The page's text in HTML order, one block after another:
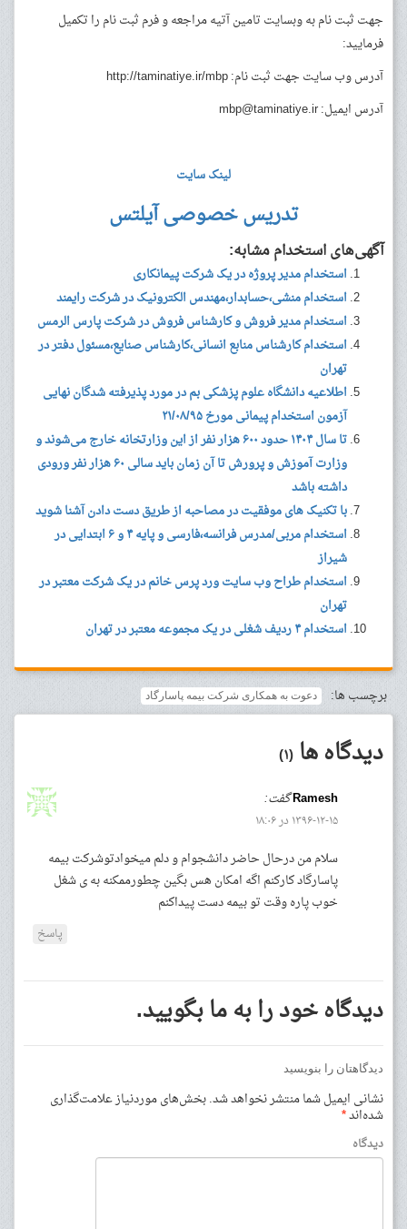
جهت ثبت نام به وبسایت تامین آتیه مراجعه و فرم ثبت نام را تکمیل
فرمایید:
آدرس وب سایت جهت ثبت نام: http://taminatiye.ir/mbp
آدرس ایمیل:mbp@taminatiye.ir
لینک سایت
تدریس خصوصی آیلتس
آگهی‌های استخدام مشابه:
استخدام مدیر پروژه در یک شرکت پیمانکاری
استخدام منشی،حسابدار،مهندس الکترونیک در شرکت رایمند
استخدام مدیر فروش و کارشناس فروش در شرکت پارس الرمس
استخدام کارشناس منابع انسانی،کارشناس صنایع،مسئول دفتر در
تهران
اطلاعیه دانشگاه علوم پزشکی بم در مورد پذیرفته شدگان نهایی
آزمون استخدام پیمانی مورخ ۲۱/۰۸/۹۵
تا سال ۱۴۰۴ حدود ۶۰۰ هزار نفر از این وزارتخانه خارج می‌شوند و
وزارت آموزش و پرورش تا آن زمان باید سالی ۶۰ هزار نفر ورودی
داشته باشد
با تکنیک های موفقیت در مصاحبه از طریق دست دادن آشنا شوید
استخدام مربی/مدرس فرانسه،فارسی و پایه ۴ و ۶ ابتدایی در
شیراز
استخدام طراح وب سایت ورد پرس خانم در یک شرکت معتبر در
تهران
استخدام ۴ ردیف شغلی در یک مجموعه معتبر در تهران
برچسب ها: دعوت به همکاری شرکت بیمه پاسارگاد
دیدگاه ها (۱)
Rameshگفت:
۱۳۹۶-۱۲-۱۵ در ۱۸:۰۶
سلام من درحال حاضر دانشجوام و دلم میخوادتوشرکت بیمه
پاسارگاد کارکنم اگه امکان هس بگین چطورممکنه به ی شغل
خوب پاره وقت تو بیمه دست پیداکنم
پاسخ
دیدگاه خود را به ما بگویید.
دیدگاهتان را بنویسید
نشانی ایمیل شما منتشر نخواهد شد.بخش‌های موردنیاز علامت‌گذاری
شده‌اند*
دیدگاه